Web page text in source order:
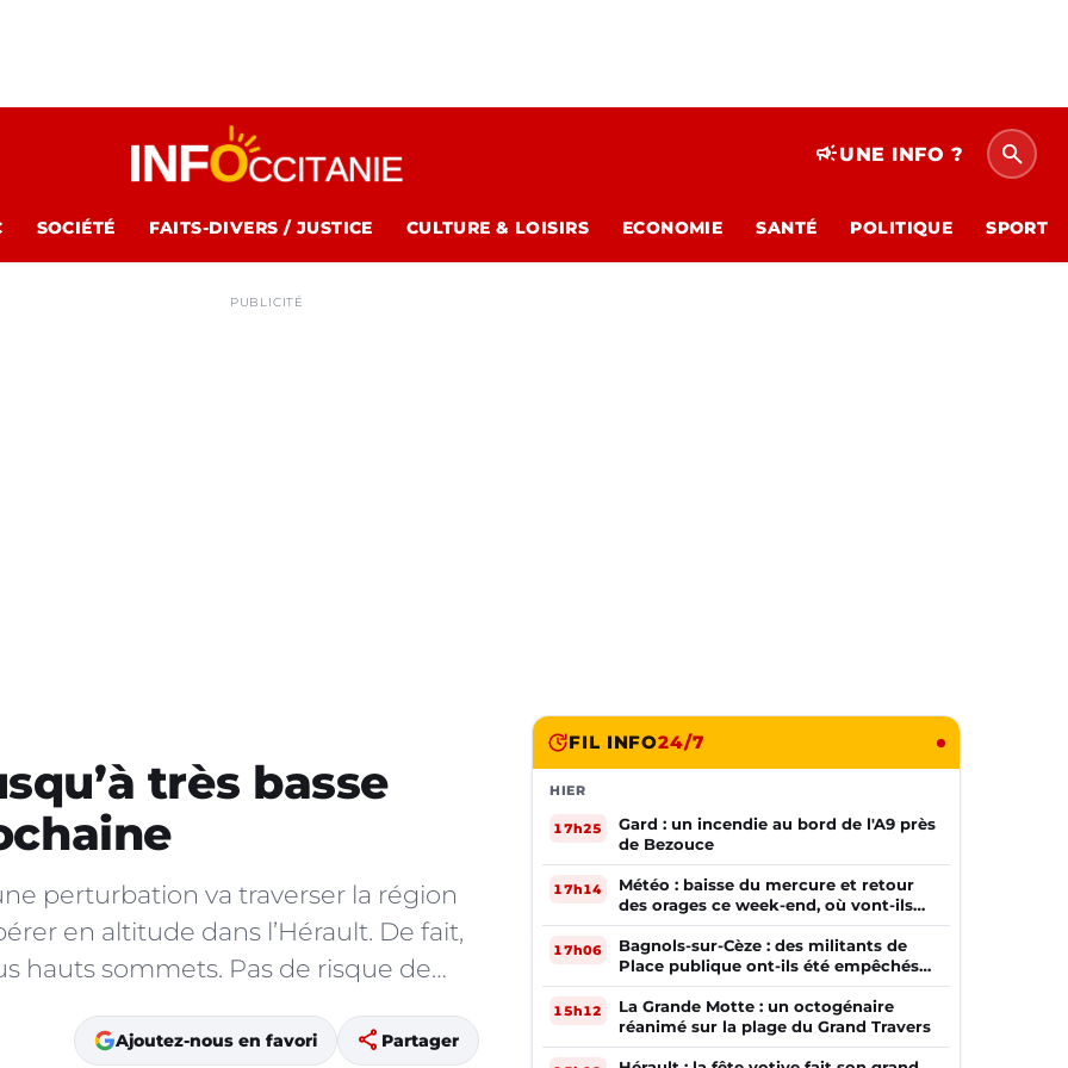
campaignUNE INFO ? search
SOCIÉTÉ FAITS-DIVERS / JUSTICE CULTURE & LOISIRS ECONOMIE SANTÉ POLITIQUE SPORT
PUBLICITÉ
très basse
perturbation va traverser la région
en altitude dans l’Hérault. De fait,
hauts sommets. Pas de risque de…
Ajoutez-nous en favori share Partager
FIL INFO24/7
HIER
17h25
Gard : un incendie au bord de l'A9 près
de Bezouce
17h14
Météo : baisse du mercure et retour
des orages ce week-end, où vont-ils
frapper ?
17h06
Bagnols-sur-Cèze : des militants de
Place publique ont-ils été empêchés
de tracter par la mairie ?
15h12
La Grande Motte : un octogénaire
réanimé sur la plage du Grand Travers